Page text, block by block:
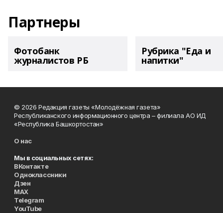
Партнеры
Фотобанк
журналистов РБ
Рубрика "Еда и
напитки"
© 2026 Редакция газеты «Молодёжная газета»
Республиканского информационного центра – филиала АО ИД
«Республика Башкортостан»
О нас
Мы в социальных сетях:
ВКонтакте
Одноклассники
Дзен
MAX
Telegram
YouTube